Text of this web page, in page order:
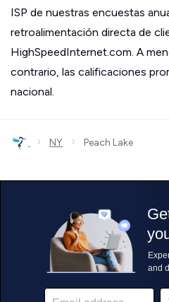
ISP de nuestras encuestas
retroalimentación directa de
HighSpeedInternet.com. A
contrario, las calificaciones
nacional.
› NY › Peach Lake